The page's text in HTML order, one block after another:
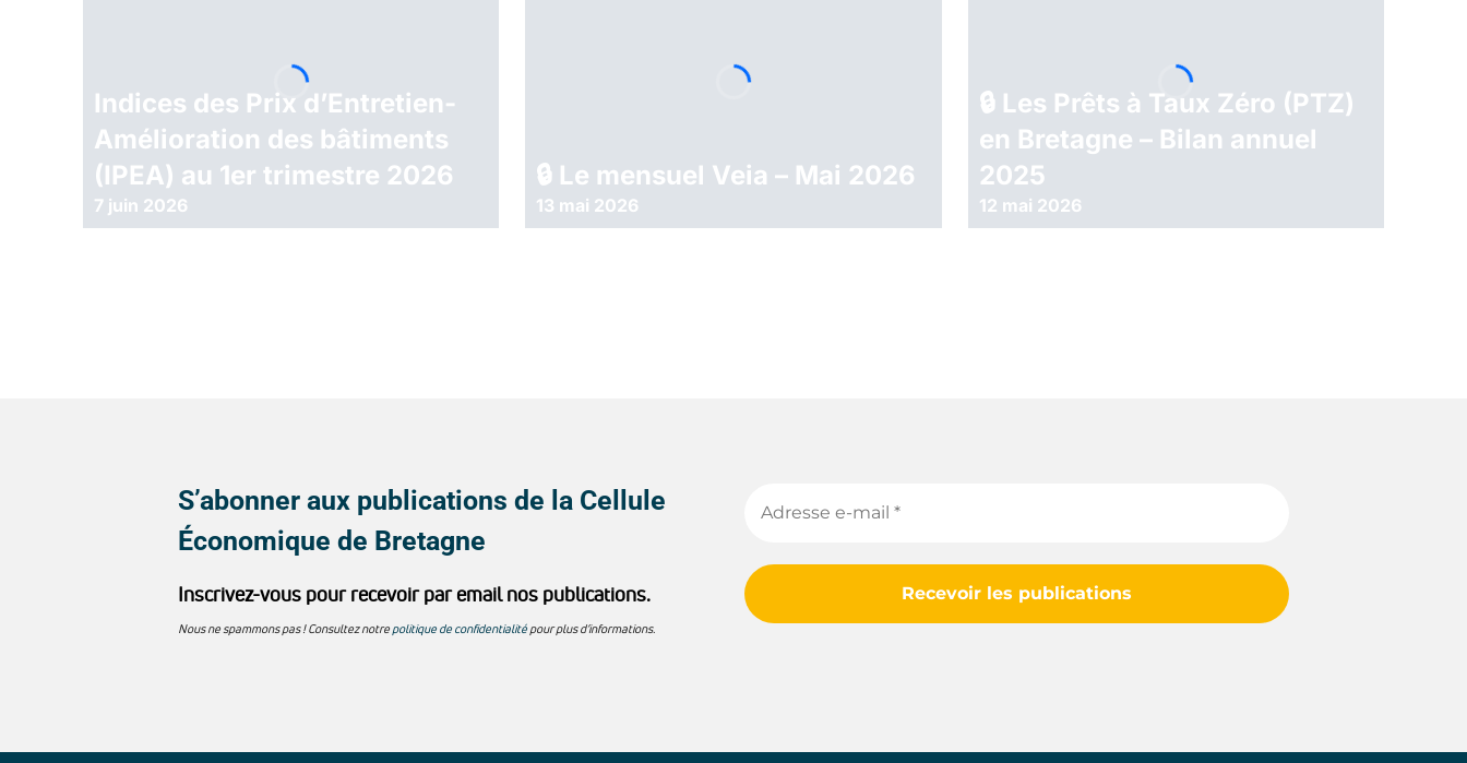
Indices des Prix d’Entretien-
Amélioration des bâtiments
(IPEA) au 1er trimestre 2026
7 juin 2026
🔒︎ Le mensuel Veia – Mai 2026
13 mai 2026
🔒︎ Les Prêts à Taux Zéro (PTZ)
en Bretagne – Bilan annuel
2025
12 mai 2026
S’abonner aux publications de la Cellule
Économique de Bretagne
Inscrivez-vous pour recevoir par email nos publications.
Nous ne spammons pas ! Consultez notre politique de confidentialité pour plus d’informations.